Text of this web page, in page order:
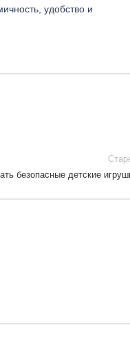
удобство и
безопасные детские